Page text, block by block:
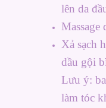
lên da
Massage
Xả sạch
dầu gội
Lưu ý:
làm tóc